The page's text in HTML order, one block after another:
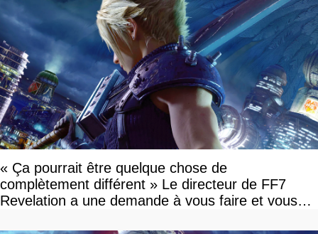
« Ça pourrait être quelque chose de
complètement différent » Le directeur de FF7
Revelation a une demande à vous faire et vous